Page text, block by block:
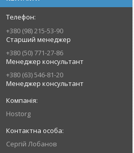
+380 (98) 215-53-90
Старший менеджер
+380 (50) 771-27-86
Менеджер консультант
+380 (63) 546-81-20
Менеджер консультант
Hostorg
Сергій Лобанов